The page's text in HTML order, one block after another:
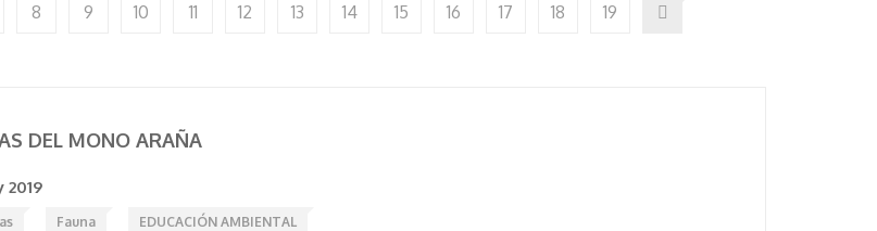
8 9 10 11 12 13 14 15 16 17 18 19
DEL MONO ARAÑA
2019
Fauna EDUCACIÓN AMBIENTAL